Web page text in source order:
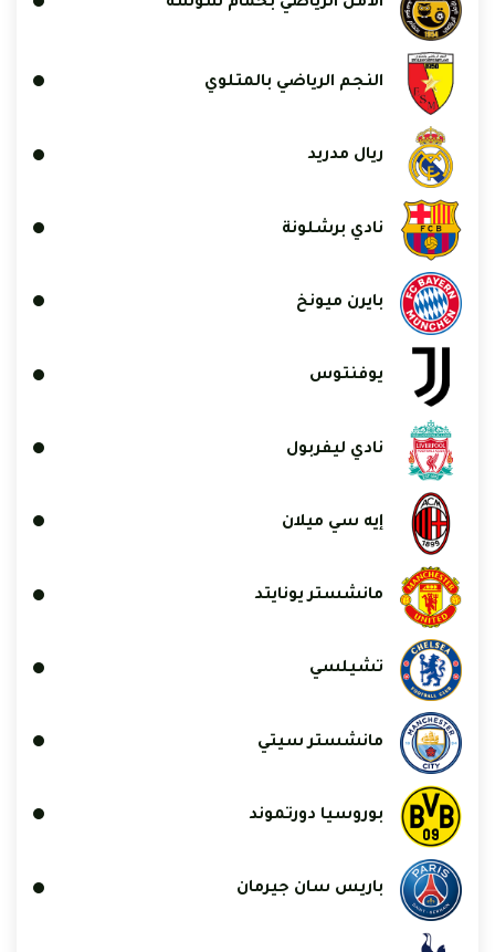
النجم الرياضي بالمتلوي
ريال مدريد
نادي برشلونة
بايرن ميونخ
يوفنتوس
نادي ليفربول
إيه سي ميلان
مانشستر يونايتد
تشيلسي
مانشستر سيتي
بوروسيا دورتموند
باريس سان جيرمان